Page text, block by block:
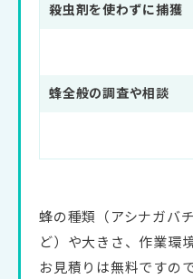
殺虫剤を使わずに捕獲
蜂全般の調査や相談
蜂の種類（アシナガバ
ど）や大きさ、作業環
お見積りは無料ですの